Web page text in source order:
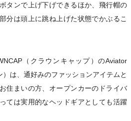
タンで上げ下げできるほか、飛行帽の
分は頭上に跳ね上げた状態でかぶるこ
（クラウンキャップ）のAviator
は、通好みのファッションアイテムと
住まいの方、オープンカーのドライバ
ては実用的なヘッドギアとしても活躍